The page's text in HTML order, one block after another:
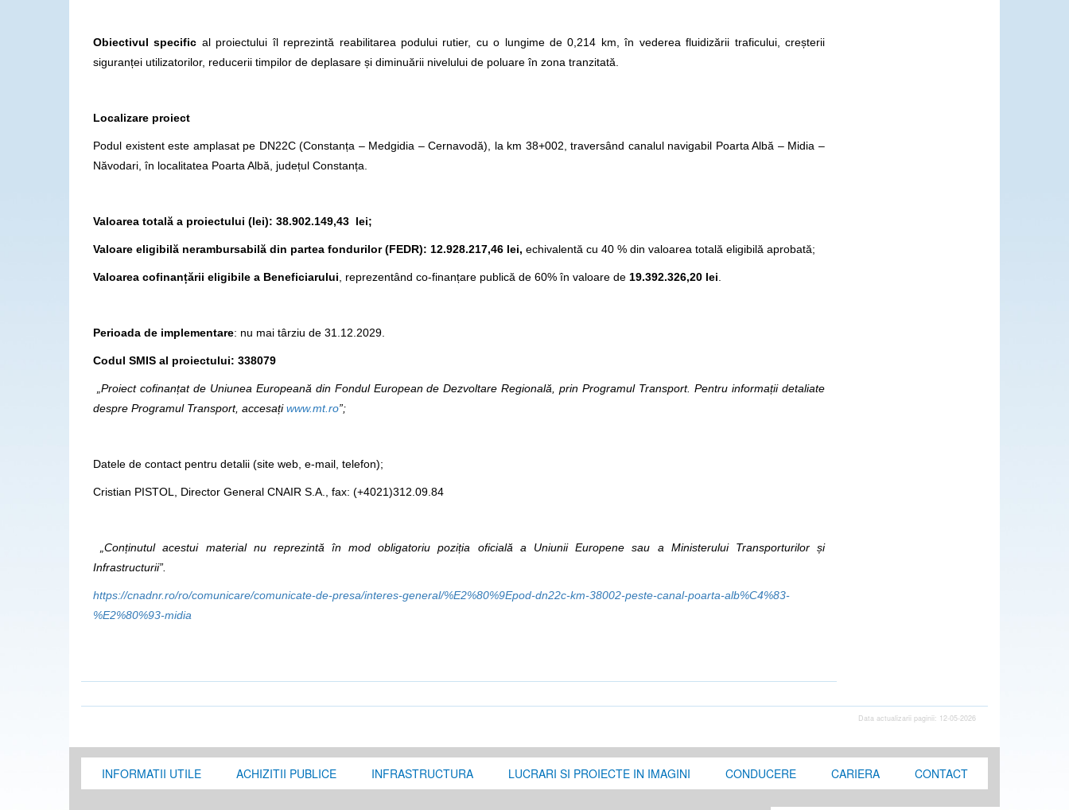
Obiectivul specific al proiectului îl reprezintă reabilitarea podului rutier, cu o lungime de 0,214 km, în vederea fluidizării traficului, creșterii
siguranței utilizatorilor, reducerii timpilor de deplasare și diminuării nivelului de poluare în zona tranzitată.
Localizare proiect
Podul existent este amplasat pe DN22C (Constanța – Medgidia – Cernavodă), la km 38+002, traversând canalul navigabil Poarta Albă – Midia –
Năvodari, în localitatea Poarta Albă, județul Constanța.
Valoarea totală a proiectului (lei): 38.902.149,43 lei;
Valoare eligibilă nerambursabilă din partea fondurilor (FEDR): 12.928.217,46 lei, echivalentă cu 40 % din valoarea totală eligibilă aprobată;
Valoarea cofinanțării eligibile a Beneficiarului , reprezentând co-finanțare publică de 60% în valoare de 19.392.326,20 lei
Perioada de implementare: nu mai târziu de 31.12.2029.
Codul SMIS al proiectului: 338079
„Proiect cofinanțat de Uniunea Europeană din Fondul European de Dezvoltare Regională, prin Programul Transport. Pentru informații detaliate
despre Programul Transport, accesațiwww.mt.ro”;
Datele de contact pentru detalii (site web, e-mail, telefon);
Cristian PISTOL, Director General CNAIR S.A., fax: (+4021)312.09.84
„Conținutul acestui material nu reprezintă în mod obligatoriu poziția oficială a Uniunii Europene sau a Ministerului Transporturilor și
Infrastructurii”.
https://cnadnr.ro/ro/comunicare/comunicate-de-presa/interes-general/%E2%80%9Epod-dn22c-km-38002-peste-canal-poarta-alb%C4%83-
%E2%80%93-midia
Data actualizarii paginii: 12-05-2026
INFORMATII UTILE ACHIZITII PUBLICE INFRASTRUCTURA LUCRARI SI PROIECTE IN IMAGINI CONDUCERE CARIERA CONTACT